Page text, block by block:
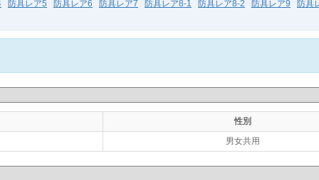
防具レア5 防具レア6 防具レア7 防具レア8-1 防具レア8-2 防具レア9 防具
性別
男女共用